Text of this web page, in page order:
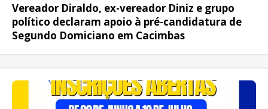
Vereador Diraldo, ex-vereador Diniz e grupo
político declaram apoio à pré-candidatura de
Segundo Domiciano em Cacimbas